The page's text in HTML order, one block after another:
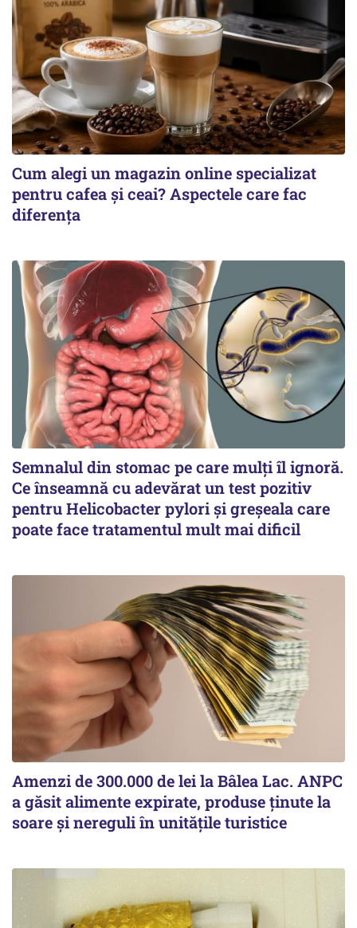
Cum alegi un magazin online specializat
pentru cafea și ceai? Aspectele care fac
diferența
Semnalul din stomac pe care mulți îl ignoră.
Ce înseamnă cu adevărat un test pozitiv
pentru Helicobacter pylori și greșeala care
poate face tratamentul mult mai dificil
Amenzi de 300.000 de lei la Bâlea Lac. ANPC
a găsit alimente expirate, produse ținute la
soare și nereguli în unitățile turistice